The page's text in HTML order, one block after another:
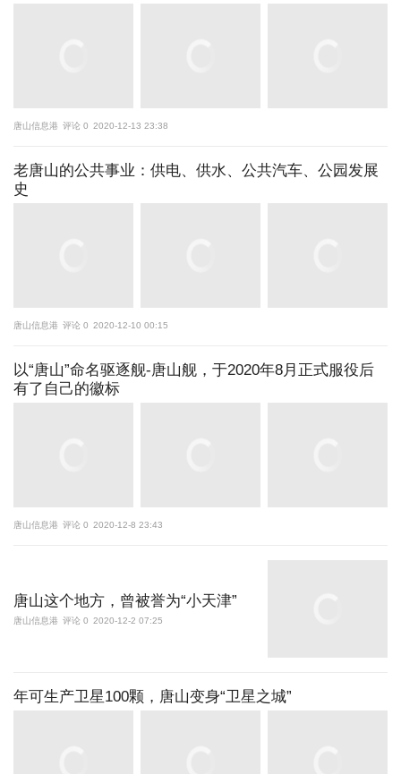
唐山信息港 评论 0 2020-12-13 23:38
老唐山的公共事业：供电、供水、公共汽车、公园发展
史
唐山信息港 评论 0 2020-12-10 00:15
以“唐山”命名驱逐舰-唐山舰，于2020年8月正式服役后
有了自己的徽标
唐山信息港 评论 0 2020-12-8 23:43
唐山这个地方，曾被誉为“小天津”
唐山信息港 评论 0 2020-12-2 07:25
年可生产卫星100颗，唐山变身“卫星之城”